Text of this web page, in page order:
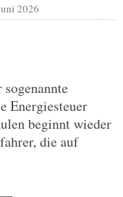
2026
Energiesteuer
beginnt wieder
die auf